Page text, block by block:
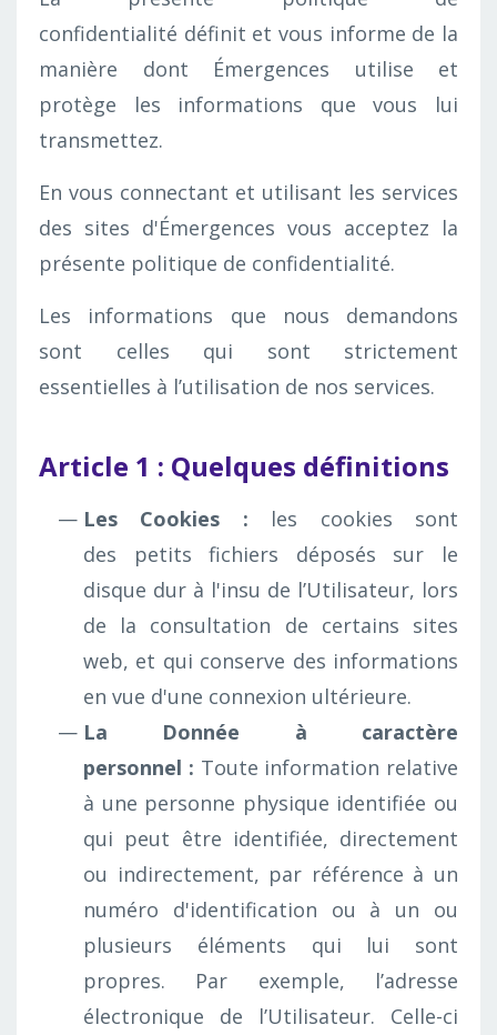
confidentialité définit et vous informe de la
manière dont Émergences utilise et
protège les informations que vous lui
transmettez.
En vous connectant et utilisant les services
des sites d'Émergences vous acceptez la
présente politique de confidentialité.
Les informations que nous demandons
sont celles qui sont strictement
essentielles à l’utilisation de nos services.
Article 1 : Quelques définitions
Les Cookies : les cookies sont
des petits fichiers déposés sur le
disque dur à l'insu de l’Utilisateur, lors
de la consultation de certains sites
web, et qui conserve des informations
en vue d'une connexion ultérieure.
La Donnée à caractère
personnel : Toute information relative
à une personne physique identifiée ou
qui peut être identifiée, directement
ou indirectement, par référence à un
numéro d'identification ou à un ou
plusieurs éléments qui lui sont
propres. Par exemple, l’adresse
électronique de l’Utilisateur. Celle-ci